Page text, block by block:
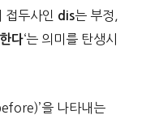
접두사인 dis는 부정,
다‘는 의미를 탄생시
을 나타내는